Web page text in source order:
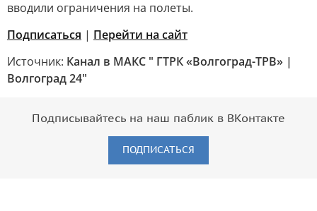
вводили ограничения на полеты.
Подписаться | Перейти на сайт
Источник: Канал в МАКС " ГТРК «Волгоград-ТРВ» |
Волгоград 24"
Подписывайтесь на наш паблик в ВКонтакте
ПОДПИСАТЬСЯ